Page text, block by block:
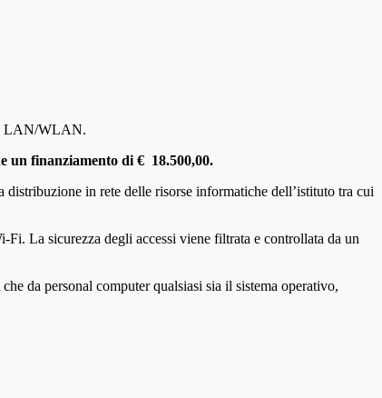
LAN/WLAN.
un finanziamento di € 18.500,00.
in rete delle risorse informatiche dell’istituto tra cui
La sicurezza degli accessi viene filtrata e controllata da un
da personal computer qualsiasi sia il sistema operativo,